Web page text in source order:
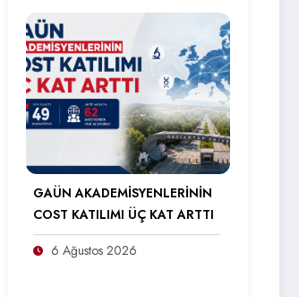
GAÜN AKADEMİSYENLERİNİN
COST KATILIMI ÜÇ KAT ARTTI
6 Ağustos 2026